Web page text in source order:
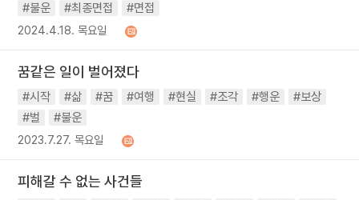
#불운
#최종면접 #면접
2024.4.18. 목요일
꿈같은 일이 벌어졌다
#시작 #삶 #꿈 #여행 #현실 #조각 #행운
#보상
#벌
#불운
2023.7.27. 목요일
피해갈 수 없는 사건들